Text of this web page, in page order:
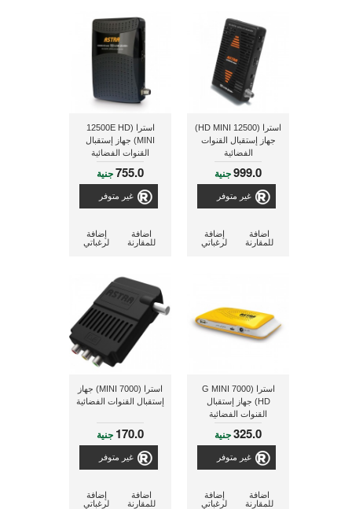
استرا (12500 HD MINI)
جهاز إستقبال القنوات
الفضائية
999.0جنية
غير متوفر
إضافة
لرغباتي
اضافة
للمقارنة
استرا (12500E HD
MINI) جهاز إستقبال
القنوات الفضائية
755.0جنية
غير متوفر
إضافة
لرغباتي
اضافة
للمقارنة
استرا (7000 G MINI
HD) جهاز إستقبال
القنوات الفضائية
325.0جنية
غير متوفر
إضافة
لرغباتي
اضافة
للمقارنة
استرا (7000 MINI) جهاز
إستقبال القنوات الفضائية
170.0 جنية
غير متوفر
إضافة
لرغباتي
اضافة
للمقارنة